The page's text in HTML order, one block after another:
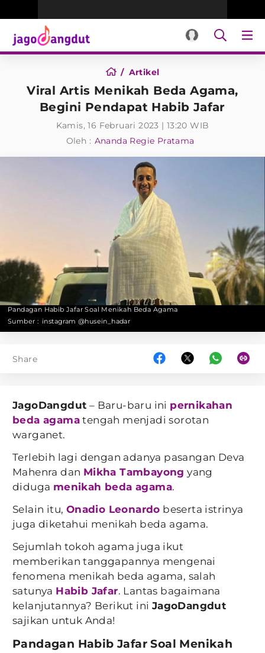
Artikel
Viral Artis Menikah Beda Agama,
Begini Pendapat Habib Jafar
Kamis, 16 Februari 2023 | 13:20 WIB
Oleh : Ananda Regie Pratama
Pandagan Habib Jafar Soal Menikah Beda Agama
Sumber : instagram @husein_hadar
Share
JagoDangdut – Baru-baru ini pernikahan
beda agama tengah menjadi sorotan
warganet.
Terlebih lagi dengan adanya pasangan Deva
Mahenra dan Mikha Tambayong yang
diduga menikah beda agama.
Selain itu, Onadio Leonardo beserta istrinya
juga diketahui menikah beda agama.
Sejumlah tokoh agama juga ikut
memberikan tanggapannya mengenai
fenomena menikah beda agama, salah
satunya Habib Jafar. Lantas bagaimana
kelanjutannya? Berikut ini JagoDangdut
sajikan untuk Anda!
Pandagan Habib Jafar Soal Menikah